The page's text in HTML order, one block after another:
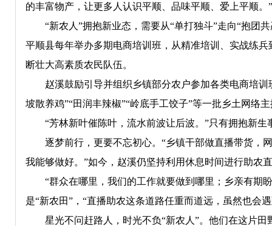
的丰富物产，让更多人认识平顺、品味平顺、爱上平顺。
“新农人”拥抱新业态，需要从“单打独斗”走向“抱团共
平顺县每年举办多期电商培训班，从精准培训、实战练
断壮大高素质农民队伍。
赵溪鼓励引导并组织乡镇部分农户参加各类电商培训
坡散养鸡”“田润丰辣椒”“岭底手工饺子”等一批乡土网络
“芳林新叶催陈叶，流水前波让后波。”只有拥抱新生
逐梦前行，更要不忘初心。“乡镇干部做直播带货，
我能够做好。”如今，赵溪仍坚持利用休息时间进行助农
“群众在哪里，我们的工作就要做到哪里；乡亲有期盼
是“新农田”，“直播助农这条道路任重而道远，虽然也会
星光不问赶路人，时光不负“新农人”。他们在这片田